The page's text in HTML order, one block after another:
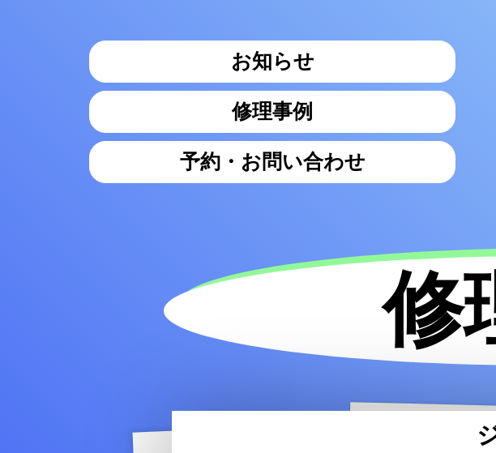
お知らせ
修理事例
予約・お問い合わせ
修